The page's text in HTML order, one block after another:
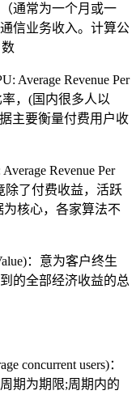
通常为一个月或一
信业务收入。计算公
Average Revenue Per
，(国内很多人以
主要衡量付费用户收
Revenue Per
除了付费收益，活跃
核心，各家算法不
：意为客户终生
的全部经济收益的总
concurrent users)：
期为期限;周期内的